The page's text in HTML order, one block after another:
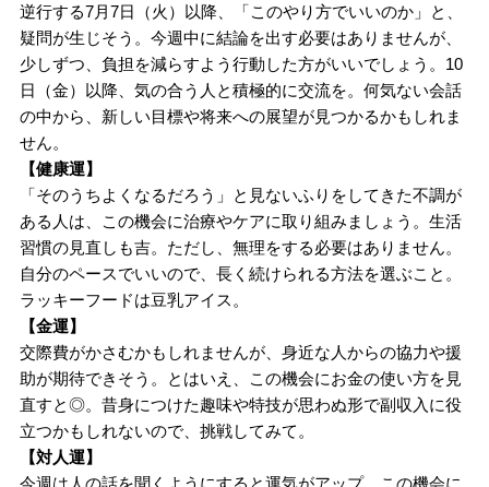
逆行する7月7日（火）以降、「このやり方でいいのか」と、
疑問が生じそう。今週中に結論を出す必要はありませんが、
少しずつ、負担を減らすよう行動した方がいいでしょう。10
日（金）以降、気の合う人と積極的に交流を。何気ない会話
の中から、新しい目標や将来への展望が見つかるかもしれま
せん。
【健康運】
「そのうちよくなるだろう」と見ないふりをしてきた不調が
ある人は、この機会に治療やケアに取り組みましょう。生活
習慣の見直しも吉。ただし、無理をする必要はありません。
自分のペースでいいので、長く続けられる方法を選ぶこと。
ラッキーフードは豆乳アイス。
【金運】
交際費がかさむかもしれませんが、身近な人からの協力や援
助が期待できそう。とはいえ、この機会にお金の使い方を見
直すと◎。昔身につけた趣味や特技が思わぬ形で副収入に役
立つかもしれないので、挑戦してみて。
【対人運】
今週は人の話を聞くようにすると運気がアップ。この機会に